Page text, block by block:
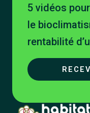
5 vidéos
le
rentabilité